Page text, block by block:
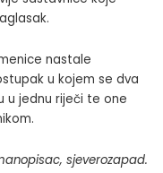
nastale
u kojem se dva
u jednu riječi te one
, sjeverozapad.